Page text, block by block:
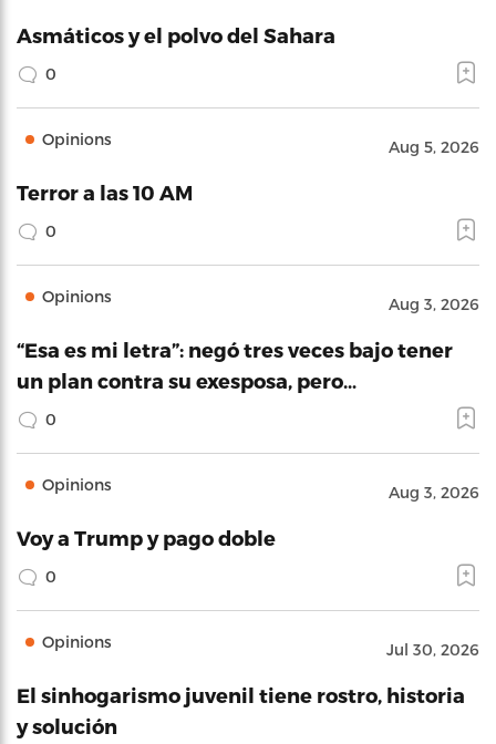
Asmáticos y el polvo del Sahara
0
Opinions Aug 5, 2026
Terror a las 10 AM
0
Opinions Aug 3, 2026
“Esa es mi letra”: negó tres veces bajo tener
un plan contra su exesposa, pero…
0
Opinions Aug 3, 2026
Voy a Trump y pago doble
0
Opinions Jul 30, 2026
El sinhogarismo juvenil tiene rostro, historia
y solución